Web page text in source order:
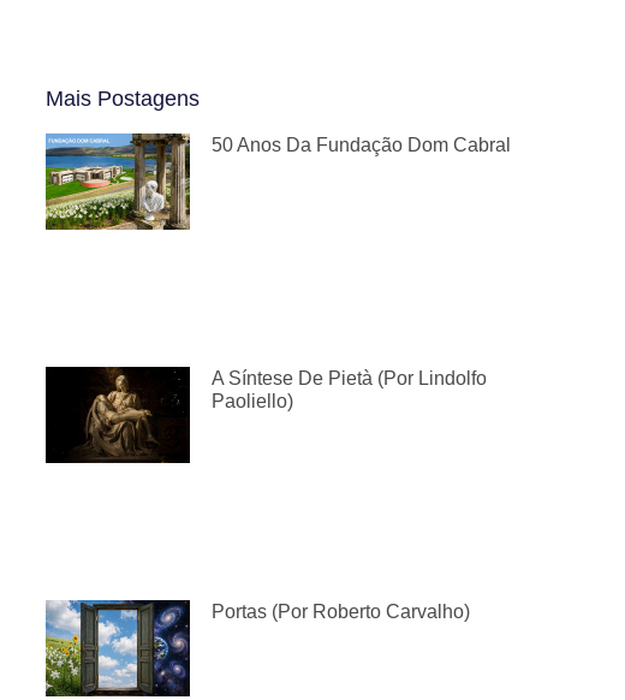
Mais Postagens
50 Anos Da Fundação Dom Cabral
A Síntese De Pietà (por Lindolfo
Paoliello)
Portas (por Roberto Carvalho)